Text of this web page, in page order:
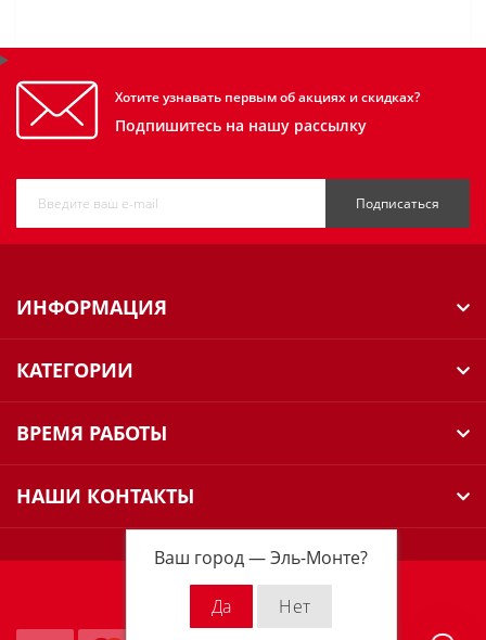
Ваш город —Эль-Монте?
Хотите узнавать первым об акциях и скидках?
Подпишитесь на нашу рассылку
Подписаться
ИНФОРМАЦИЯ
КАТЕГОРИИ
ВРЕМЯ РАБОТЫ
НАШИ КОНТАКТЫ
Milwaukee Russia © 2026